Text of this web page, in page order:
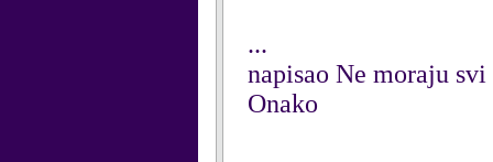
...
napisao Ne moraju
Onako